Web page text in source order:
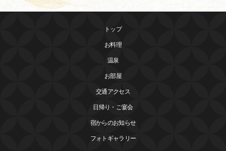
トップ
お料理
温泉
お部屋
交通アクセス
日帰り・ご宴会
宿からのお知らせ
フォトギャラリー